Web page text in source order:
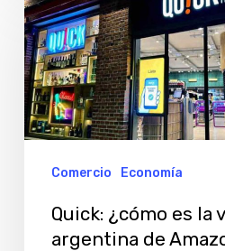
¿cómo
es
la
versión
argentina
Comercio Economía
Quick: ¿cómo es la
argentina de